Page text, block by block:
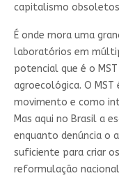
capitalismo
É onde mora uma
laboratórios em
potencial que é o
agroecológica. O
movimento e como
Mas aqui no Brasil a
enquanto denúncia o
suficiente para criar
reformulação